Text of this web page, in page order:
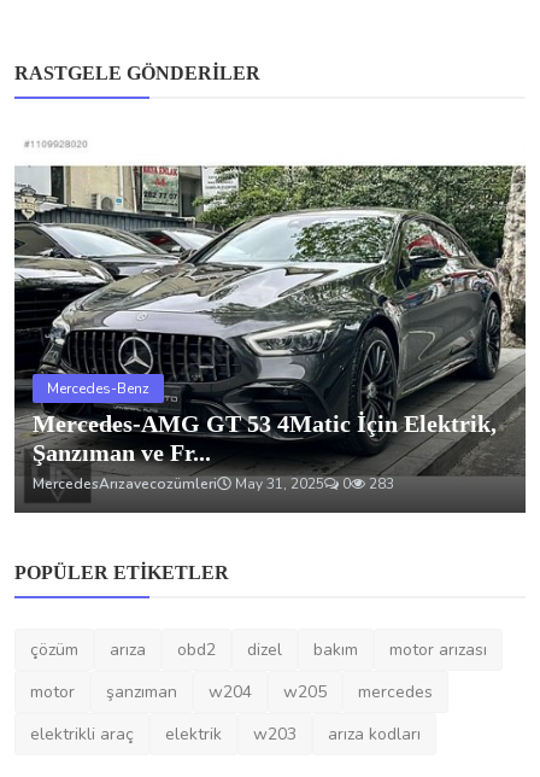
RASTGELE GÖNDERILER
Mercedes-Benz
Mercedes-AMG GT 53 4Matic İçin Elektrik,
Şanzıman ve Fr...
MercedesArızavecozümleri May 31, 2025 0 283
POPÜLER ETIKETLER
çözüm arıza obd2 dizel bakım
motor arızası
motor
şanzıman w204 w205
mercedes
elektrikli araç
elektrik w203 arıza kodları